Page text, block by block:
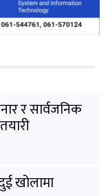
र सार्वजनिक
खोलामा